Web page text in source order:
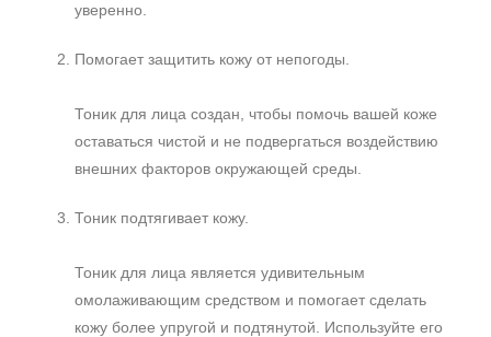
уверенно.
Помогает защитить кожу от непогоды.
Тоник для лица создан, чтобы помочь вашей коже
оставаться чистой и не подвергаться воздействию
внешних факторов окружающей среды.
Тоник подтягивает кожу.
Тоник для лица является удивительным
омолаживающим средством и помогает сделать
кожу более упругой и подтянутой. Используйте его